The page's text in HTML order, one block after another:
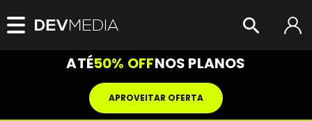
ATÉ50% OFFNOS PLANOS
APROVEITAR OFERTA